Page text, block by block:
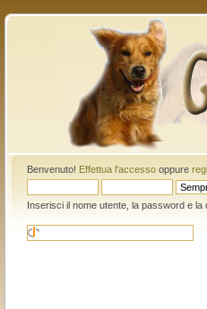
Benvenuto! Effettua l'accessooppure
Inserisci il nome utente, la password e la